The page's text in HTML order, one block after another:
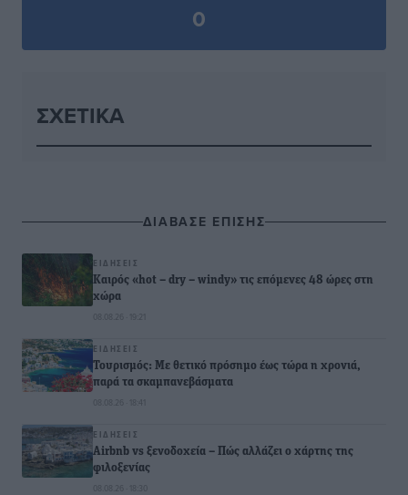
0
ΣΧΕΤΙΚΆ
ΔΙΑΒΑΣΕ ΕΠΙΣΗΣ
ΕΙΔΉΣΕΙΣ
Καιρός «hot – dry – windy» τις επόμενες 48 ώρες στη
χώρα
08.08.26 · 19:21
ΕΙΔΉΣΕΙΣ
Τουρισμός: Με θετικό πρόσημο έως τώρα η χρονιά,
παρά τα σκαμπανεβάσματα
08.08.26 · 18:41
ΕΙΔΉΣΕΙΣ
Airbnb vs ξενοδοχεία – Πώς αλλάζει ο χάρτης της
φιλοξενίας
08.08.26 · 18:30